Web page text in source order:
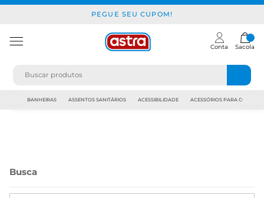
PEGUE SEU CUPOM!
Conta Sacola
BANHEIRAS ASSENTOS SANITÁRIOS ACESSIBILIDADE ACESSÓRIOS PARA